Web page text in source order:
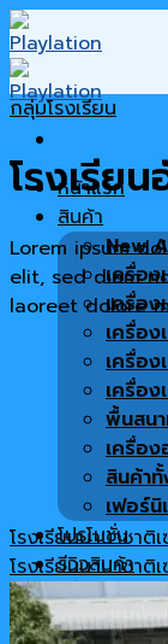
Skip
to
content
หน้าแรก
สินค้า
New
เครื่อง
เครื่อง
เครื่อง
เครื่อง
เครื่อง
พื้นสน
เครื่อ
สินค้า
เฟอร์นิ
โปรโมชั่น
รีวิวสินค้า
เกี่ยวกับเรา
ติดต่อ-สอบ
กลุ่มโรงเรียน
โรงเรีย
Lorem ipsum
elit, sed diam
laoreet dolore
โรงเรียนนานาชา
โรงเรียนนานาชา